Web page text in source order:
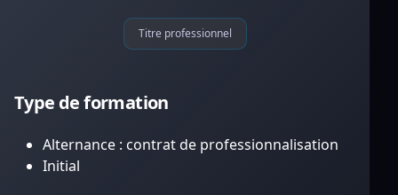
Titre professionnel
Type de formation
Alternance : contrat de professionnalisation
Initial